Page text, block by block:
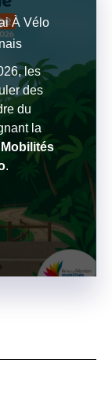
À Vélo
les
des
du
la
.